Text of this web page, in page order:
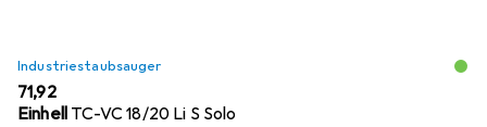
Industriestaubsauger
EUR
71,92
Einhell TC-VC 18/20 Li S Solo